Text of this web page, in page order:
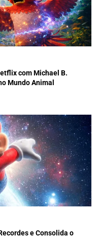
com Michael B.
Mundo Animal
e Consolida o